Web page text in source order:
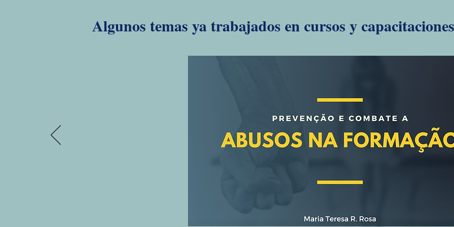
Algunos temas ya trabajados en cursos y